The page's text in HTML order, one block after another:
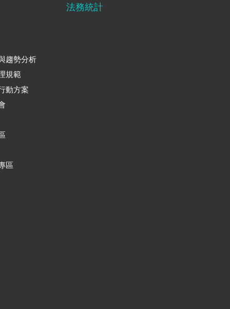
趨勢分析
規範
動方案
區
法務統計